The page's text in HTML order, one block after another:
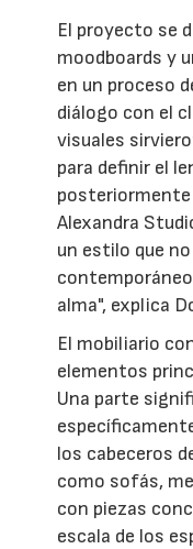
El proyecto se
moodboards y
en un proceso
diálogo con el
visuales
para definir el
Alexandra
un estilo que
alma", explica
El mobiliario
elementos
Una parte
los cabeceros
como sofás,
con piezas
escala de los